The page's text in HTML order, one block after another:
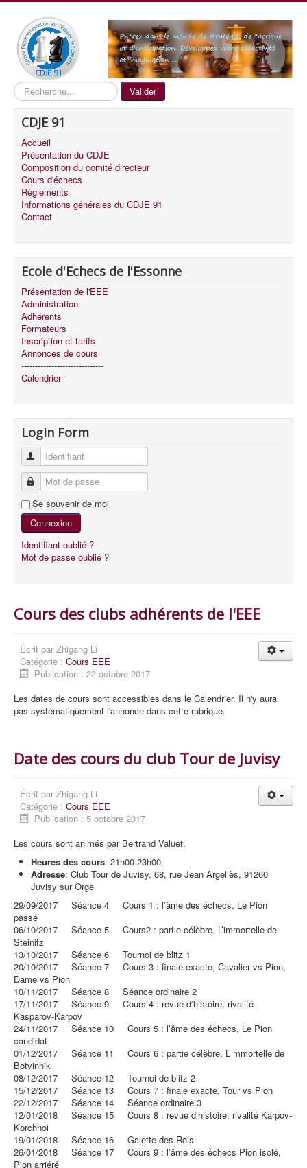
Recherche Valider
CDJE 91
Accueil
Présentation du CDJE
Composition du comité directeur
Cours d'échecs
Règlements
Informations générales du CDJE 91
Contact
Ecole d'Echecs de l'Essonne
Présentation de l'EEE
Administration
Adhérents
Formateurs
Inscription et tarifs
Annonces de cours
------------------------------
Calendrier
Login Form
Identifiant
Mot de passe
Se souvenir de moi
Connexion
Identifiant oublié ?
Mot de passe oublié ?
Cours des clubs adhérents de l'EEE
Écrit par Zhigang Li
Catégorie : Cours EEE
Publication : 22 octobre 2017
Les dates de cours sont accessibles dans le Calendrier. Il n'y aura
pas systématiquement l'annonce dans cette rubrique.
Date des cours du club Tour de Juvisy
Écrit par Zhigang Li
Catégorie : Cours EEE
Publication : 5 octobre 2017
Les cours sont animés par Bertrand Valuet.
Heures des cours: 21h00-23h00.
Adresse: Club Tour de Juvisy, 68, rue Jean Argeliès, 91260
Juvisy sur Orge
29/09/2017 Séance 4 Cours 1 : l’âme des échecs, Le Pion
passé
06/10/2017 Séance 5 Cours2 : partie célèbre, L’immortelle de
Steinitz
13/10/2017 Séance 6 Tournoi de blitz 1
20/10/2017 Séance 7 Cours 3 : finale exacte, Cavalier vs Pion,
Dame vs Pion
10/11/2017 Séance 8 Séance ordinaire 2
17/11/2017 Séance 9 Cours 4 : revue d’histoire, rivalité
Kasparov-Karpov
24/11/2017 Séance 10 Cours 5 : l’âme des échecs, Le Pion
candidat
01/12/2017 Séance 11 Cours 6 : partie célèbre, L’immortelle de
Botvinnik
08/12/2017 Séance 12 Tournoi de blitz 2
15/12/2017 Séance 13 Cours 7 : finale exacte, Tour vs Pion
22/12/2017 Séance 14 Séance ordinaire 3
12/01/2018 Séance 15 Cours 8 : revue d’histoire, rivalité Karpov-
Korchnoi
19/01/2018 Séance 16 Galette des Rois
26/01/2018 Séance 17 Cours 9 : l’âme des échecs Pion isolé,
Pion arriéré